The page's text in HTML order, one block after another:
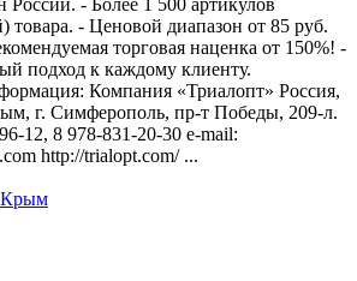
товара. - Ценовой диапазон от 85 руб.
торговая наценка от 150%! -
подход к каждому клиенту.
Компания «Триалопт» Россия,
г. Симферополь, пр-т Победы, 209-л.
12, 8 978-831-20-30 e-mail:
http://trialopt.com/ ...
Крым